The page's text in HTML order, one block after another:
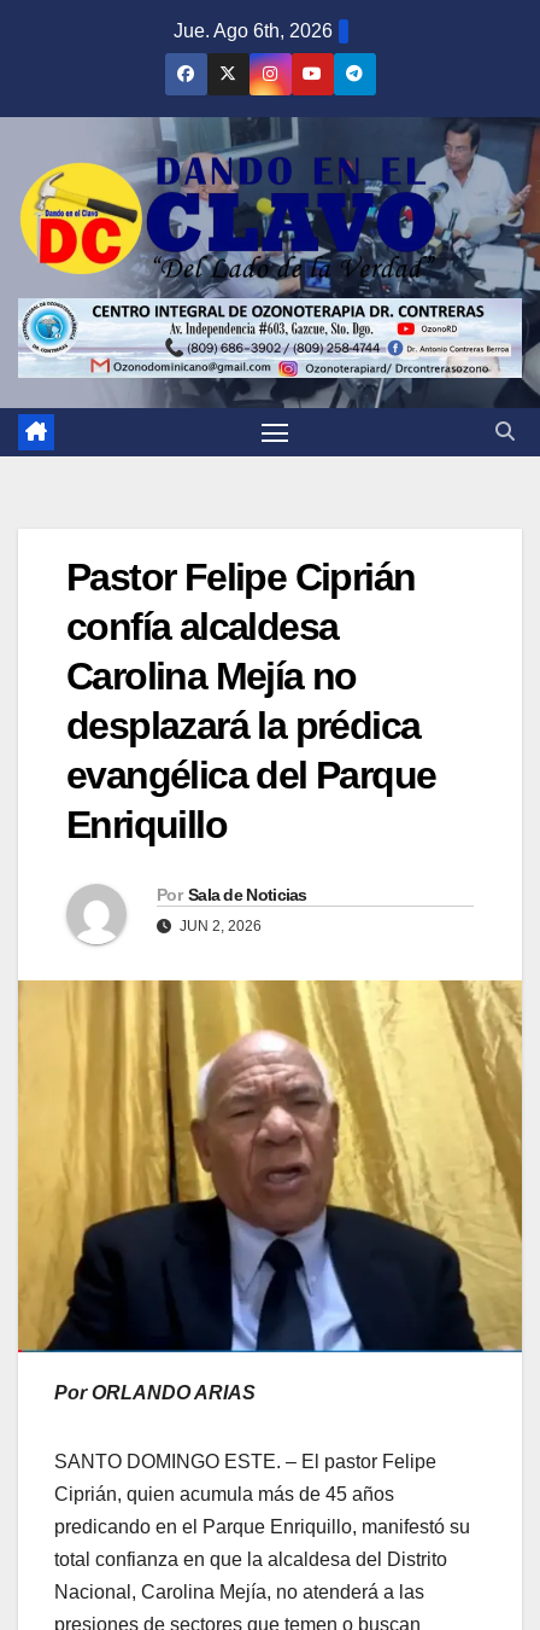
Jue. Ago 6th, 2026
Pastor Felipe Ciprián
confía alcaldesa
Carolina Mejía no
desplazará la prédica
evangélica del Parque
Enriquillo
Por Sala de Noticias
JUN 2, 2026
Por ORLANDO ARIAS
SANTO DOMINGO ESTE. – El pastor Felipe
Ciprián, quien acumula más de 45 años
predicando en el Parque Enriquillo, manifestó su
total confianza en que la alcaldesa del Distrito
Nacional, Carolina Mejía, no atenderá a las
presiones de sectores que temen o buscan